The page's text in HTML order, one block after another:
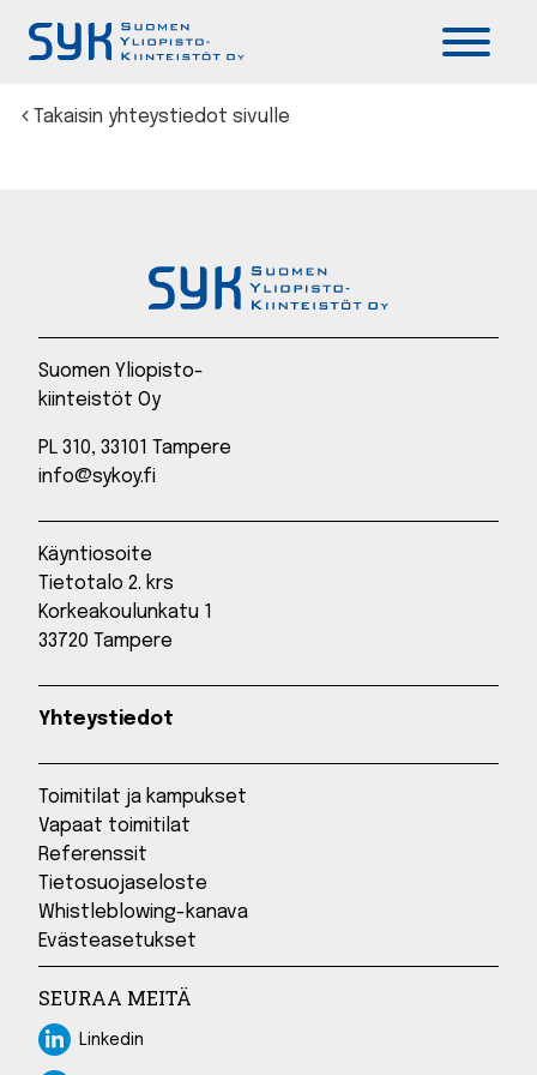
Päävalikko
Takaisin yhteystiedot sivulle
Suomen Yliopisto-
kiinteistöt Oy
PL 310, 33101 Tampere
info@sykoy.fi
Käyntiosoite
Tietotalo 2. krs
Korkeakoulunkatu 1
33720 Tampere
Yhteystiedot
Toimitilat ja kampukset
Vapaat toimitilat
Referenssit
Tietosuojaseloste
Whistleblowing-kanava
Evästeasetukset
SEURAA MEITÄ
LinkedinLinkedin